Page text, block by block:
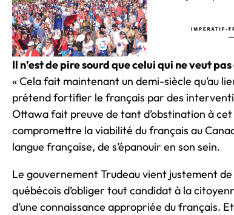
Il n’est de pire sourd que celui qui ne veut
« Cela fait maintenant un demi-siècle qu’au
prétend fortifier le français par des
Ottawa fait preuve de tant d’obstination à
compromettre la viabilité du français au
langue française, de s’épanouir en son sein.
Le gouvernement Trudeau vient justement
québécois d’obliger tout candidat à la
d’une connaissance appropriée du français.